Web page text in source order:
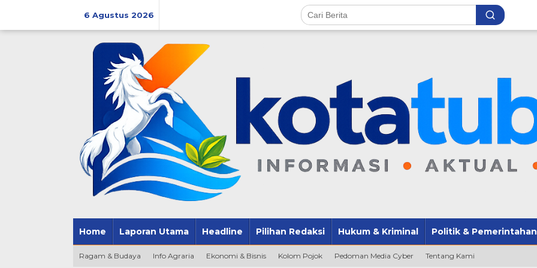
6 Agustus 2026
Home Laporan Utama Headline Pilihan Redaksi Hukum & Kriminal Politik & Pemerintahan
Ragam & Budaya Info Agraria Ekonomi & Bisnis Kolom Pojok Pedoman Media Cyber Tentang Kami